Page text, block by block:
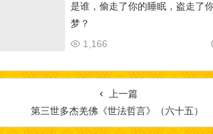
是谁，偷走了你的睡眠，盗走了
梦？
1,166
上一篇
第三世多杰羌佛《世法哲言》（六十五）